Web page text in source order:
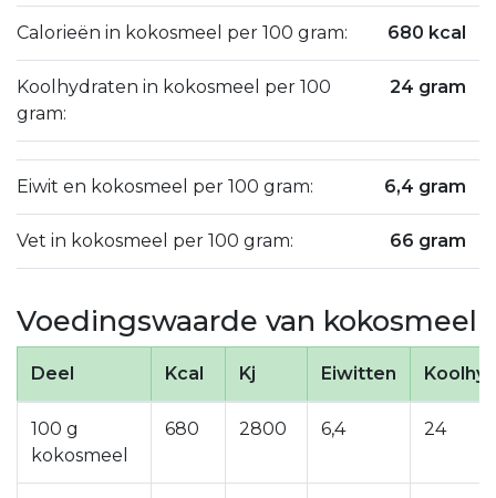
Calorieën in kokosmeel per 100 gram: 680 kcal
Koolhydraten in kokosmeel per 100
gram:
24 gram
Eiwit en kokosmeel per 100 gram: 6,4 gram
Vet in kokosmeel per 100 gram: 66 gram
Voedingswaarde van kokosmeel
Deel Kcal Kj Eiwitten
100 g
kokosmeel
680 2800 6,4 24